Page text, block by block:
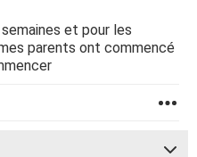
et pour les
parents ont commencé